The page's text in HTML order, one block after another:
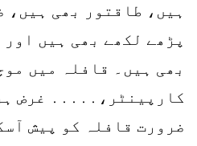
ہیں، طاقتور بھی ہیں،
پڑھے لکھے بھی ہیں
بھی ہیں۔ قافلہ میں
کارپینٹر،․․․․․ غرض
ضرورت قافلہ کو پیش